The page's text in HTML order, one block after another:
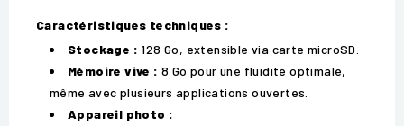
Caractéristiques techniques :
Stockage : 128 Go, extensible via carte microSD.
Mémoire vive : 8 Go pour une fluidité optimale,
même avec plusieurs applications ouvertes.
Appareil photo :